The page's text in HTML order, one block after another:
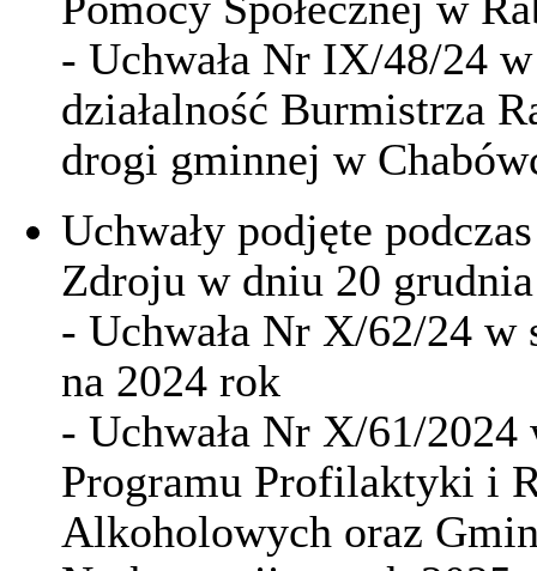
- Uchwała Nr IX/48/24
działalność Burmistrza
drogi gminnej w
Uchwały podjęte
Zdroju w dniu 20
- Uchwała Nr X/62/24
na 2024 rok
- Uchwała Nr X/61/
Programu Profilaktyki i
Alkoholowych oraz